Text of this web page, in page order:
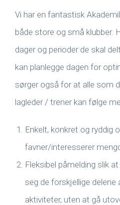
Vi har en fantastisk
både store og små klubber.
dager og perioder de skal
kan planlegge dagen for
sørger også for at alle som
lagleder / trener kan følge
Enkelt, konkret og ryddig
favner/interesserer
Fleksibel påmelding slik
seg de forskjellige delene
aktiviteter, uten at gå